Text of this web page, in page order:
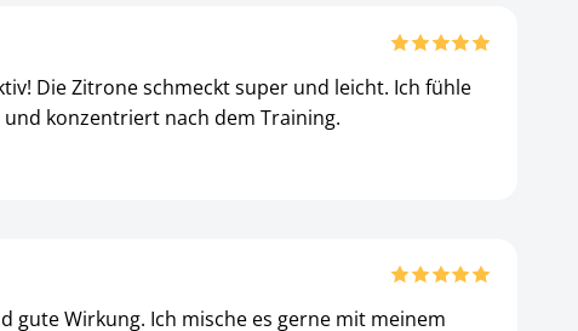
Die Zitrone schmeckt super und leicht. Ich fühle
konzentriert nach dem Training.
gute Wirkung. Ich mische es gerne mit meinem